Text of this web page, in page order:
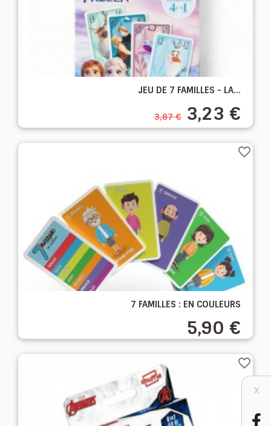
JEU DE 7 FAMILLES - LA...
3,87 € 3,23 €
7 FAMILLES : EN COULEURS
5,90 €
favorite_border
favorite_border
X